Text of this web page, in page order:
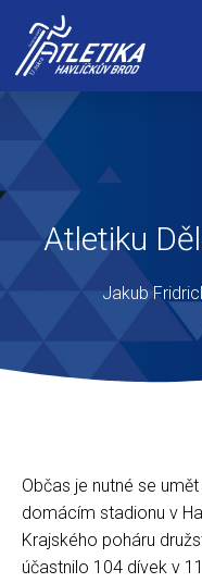
Atletiku
Jakub
Občas je nutné se
domácím stadionu v
Krajského poháru
účastnilo 104 dívek v